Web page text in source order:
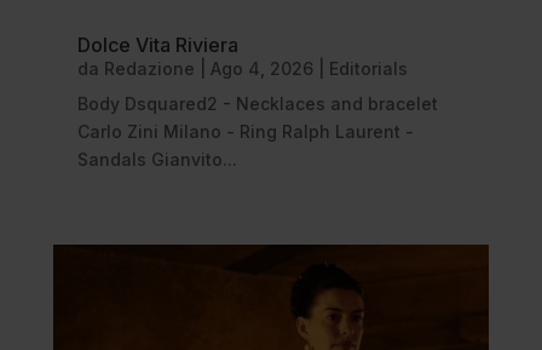
Dolce Vita Riviera
da Redazione Ago 4, 2026
Editorials
Body Dsquared2 - Necklaces and bracelet
Carlo Zini Milano - Ring Ralph Laurent -
Sandals Gianvito...